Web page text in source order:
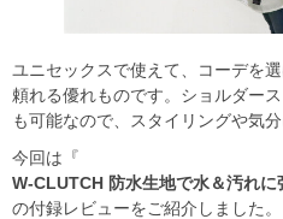
ユニセックスで使えて、コーデを
頼れる優れものです。ショルダー
も可能なので、スタイリングや気
今回は『
W-CLUTCH 防水生地で水＆汚れ
の付録レビューをご紹介しました。